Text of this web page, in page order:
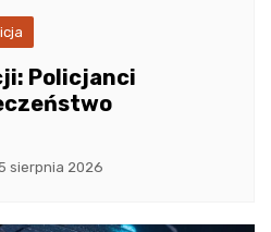
Policjanci
sierpnia 2026